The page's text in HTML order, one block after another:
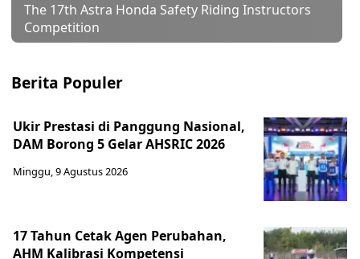
The 17th Astra Honda Safety Riding Instructors
Competition
Berita Populer
Ukir Prestasi di Panggung Nasional,
DAM Borong 5 Gelar AHSRIC 2026
Minggu, 9 Agustus 2026
17 Tahun Cetak Agen Perubahan,
AHM Kalibrasi Kompetensi